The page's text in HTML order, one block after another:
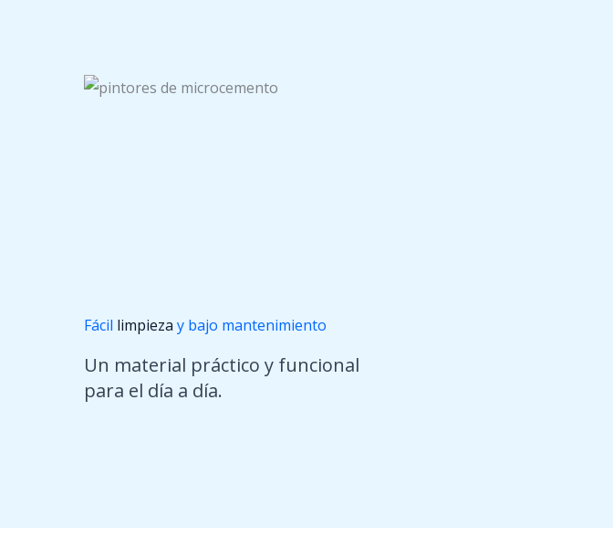
Fácil limpieza y bajo mantenimiento
Un material práctico y funcional
para el día a día.